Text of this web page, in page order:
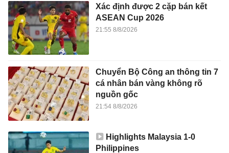
Xác định được 2 cặp bán kết
ASEAN Cup 2026
21:55 8/8/2026
Chuyển Bộ Công an thông tin 7
cá nhân bán vàng không rõ
nguồn gốc
21:54 8/8/2026
Highlights Malaysia 1-0
Philippines